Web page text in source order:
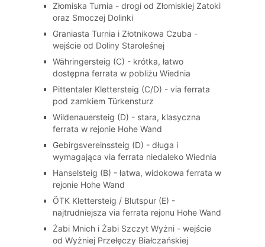
Złomiska Turnia - drogi od Złomiskiej Zatoki
oraz Smoczej Dolinki
Graniasta Turnia i Złotnikowa Czuba -
wejście od Doliny Staroleśnej
Währingersteig (C) - krótka, łatwo
dostępna ferrata w pobliżu Wiednia
Pittentaler Klettersteig (C/D) - via ferrata
pod zamkiem Türkensturz
Wildenauersteig (D) - stara, klasyczna
ferrata w rejonie Hohe Wand
Gebirgsvereinssteig (D) - długa i
wymagająca via ferrata niedaleko Wiednia
Hanselsteig (B) - łatwa, widokowa ferrata w
rejonie Hohe Wand
ÖTK Klettersteig / Blutspur (E) -
najtrudniejsza via ferrata rejonu Hohe Wand
Żabi Mnich i Żabi Szczyt Wyżni - wejście
od Wyżniej Przełęczy Białczańskiej